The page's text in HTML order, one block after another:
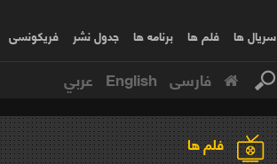
سریال ها فلم ها برنامه ها جدول نشر فریکونسی
فارسی English عربي
فلم ها